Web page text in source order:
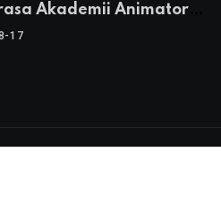
Akademii Animatora
17